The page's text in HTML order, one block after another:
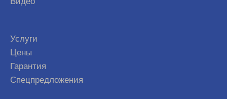
Услуги
Цены
Гарантия
Спецпредложения